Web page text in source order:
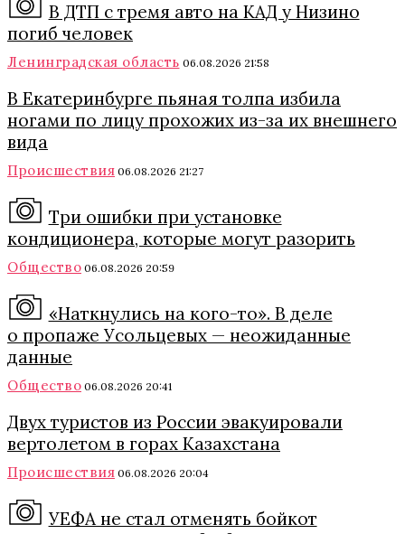
В ДТП с тремя авто на КАД у Низино
погиб человек
Ленинградская область 06.08.2026 21:58
В Екатеринбурге пьяная толпа избила
ногами по лицу прохожих из-за их внешнего
вида
Происшествия 06.08.2026 21:27
Три ошибки при установке
кондиционера, которые могут разорить
Общество 06.08.2026 20:59
«Наткнулись на кого-то». В деле
о пропаже Усольцевых — неожиданные
данные
Общество 06.08.2026 20:41
Двух туристов из России эвакуировали
вертолетом в горах Казахстана
Происшествия 06.08.2026 20:04
УЕФА не стал отменять бойкот